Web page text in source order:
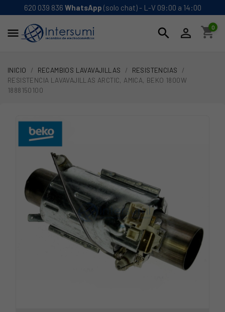
620 039 836 WhatsApp (solo chat) - L-V 09:00 a 14:00
 search  shopping_cart
0
INICIO RECAMBIOS LAVAVAJILLAS
RESISTENCIAS
RESISTENCIA LAVAVAJILLAS ARCTIC, AMICA, BEKO 1800W
1888150100